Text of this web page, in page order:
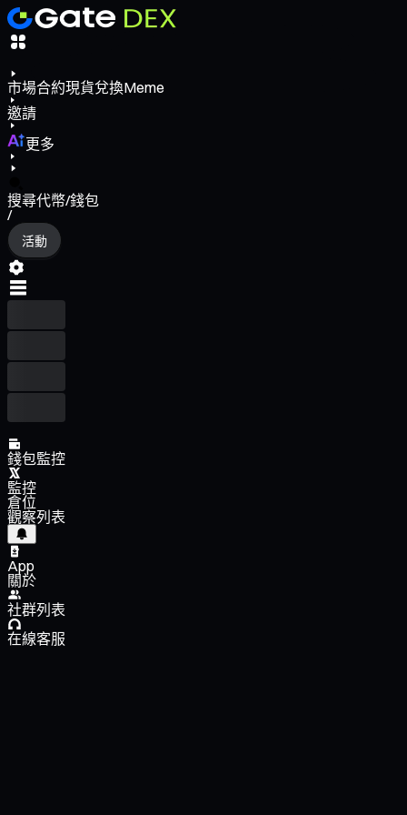
市場合約現貨兌換Meme
邀請
更多
搜尋代幣/錢包
/
活動
錢包監控
監控
倉位
觀察列表
App
關於
社群列表
在線客服